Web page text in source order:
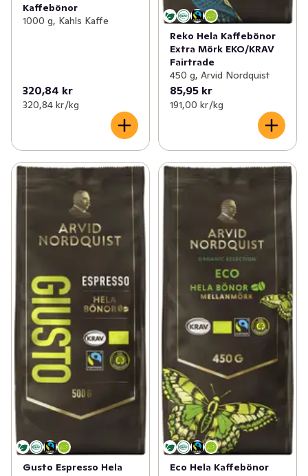
Kaffebönor
1000 g, Kahls Kaffe
320,84 kr
320,84 kr /kg
Reko Hela Kaffebönor
Extra Mörk EKO/KRAV
Fairtrade
450 g, Arvid Nordquist
85,95 kr
191,00 kr /kg
Gusto Espresso Hela
Eco Hela Kaffebönor